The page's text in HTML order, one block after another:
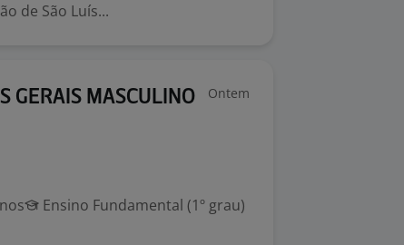
de São Luís...
GERAIS MASCULINO
Ontem
Ensino Fundamental (1º grau)